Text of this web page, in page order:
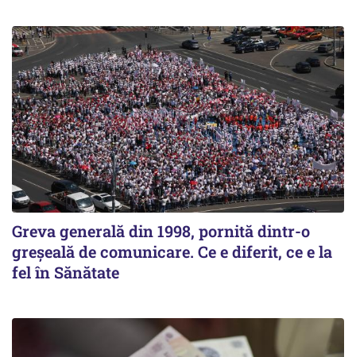
Greva generală din 1998, pornită dintr-o
greșeală de comunicare. Ce e diferit, ce e la
fel în Sănătate